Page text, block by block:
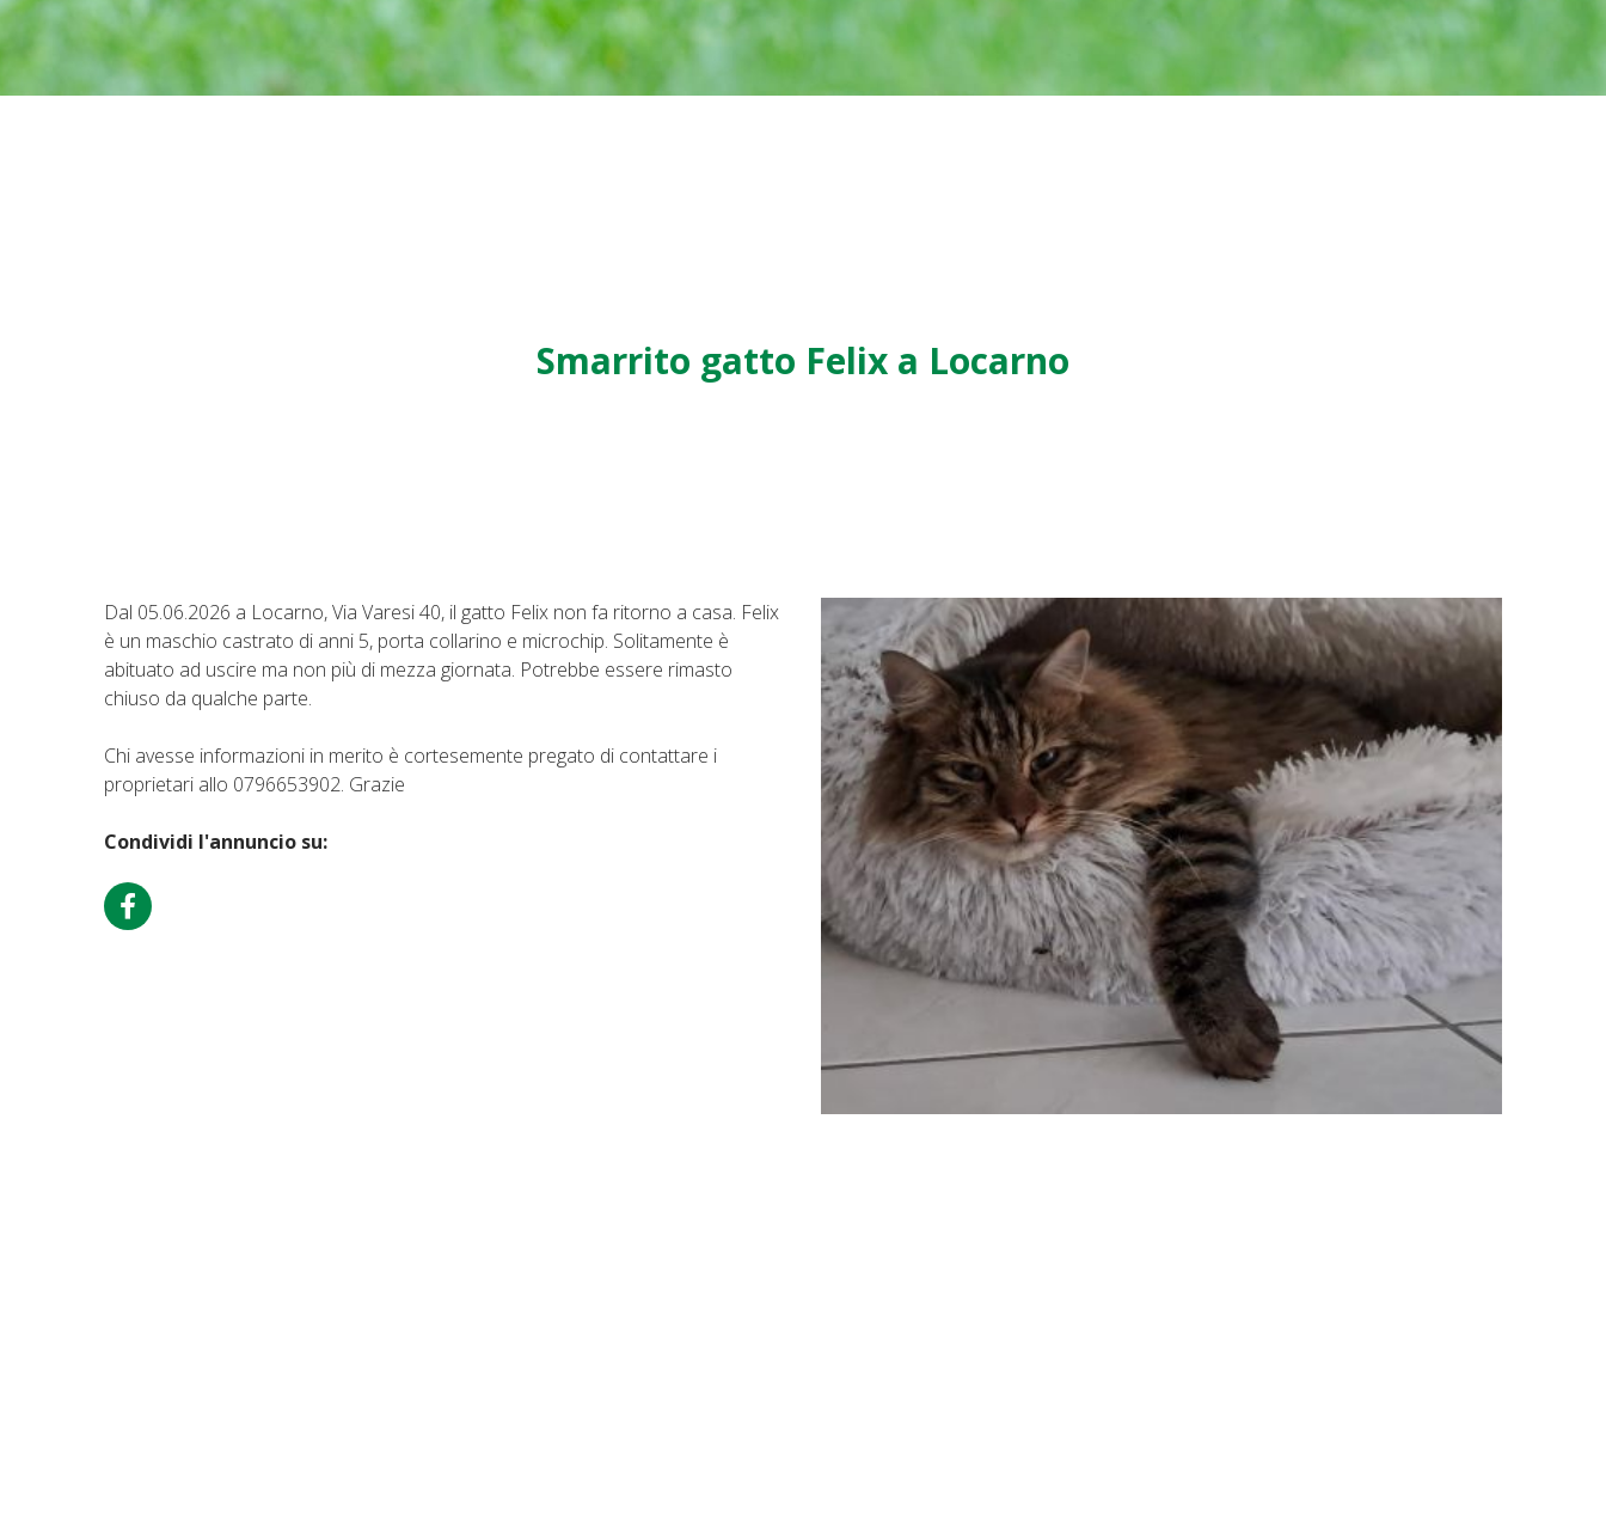
Smarrito gatto Felix a Locarno
Dal 05.06.2026 a Locarno, Via Varesi 40, il gatto Felix non fa ritorno a casa. Felix
è un maschio castrato di anni 5, porta collarino e microchip. Solitamente è
abituato ad uscire ma non più di mezza giornata. Potrebbe essere rimasto
chiuso da qualche parte.
Chi avesse informazioni in merito è cortesemente pregato di contattare i
proprietari allo 0796653902. Grazie
Condividi l'annuncio su: